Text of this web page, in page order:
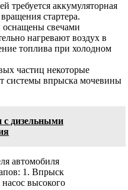
требуется аккумуляторная
стартера.
оснащены свечами
нагревают воздух в
топлива при холодном
частиц некоторые
системы впрыска мочевины
с дизельными
автомобиля
1. Впрыск
высокого